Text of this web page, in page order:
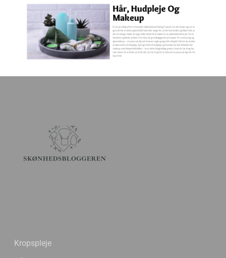
Kropspleje